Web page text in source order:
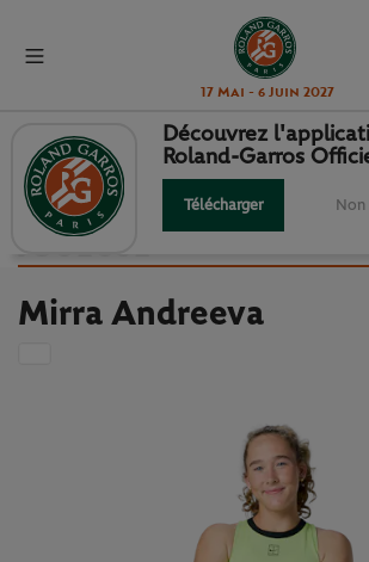
17 Mai - 6 Juin 2027
Retour à la liste des joueuses et joueurs
MIRRA ANDREEVA :
JOUEUSE
Mirra Andreeva
Découvrez
Roland-Garros
Télécharger Non